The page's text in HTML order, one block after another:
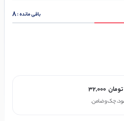
باقی مانده :8
32,000 تومان